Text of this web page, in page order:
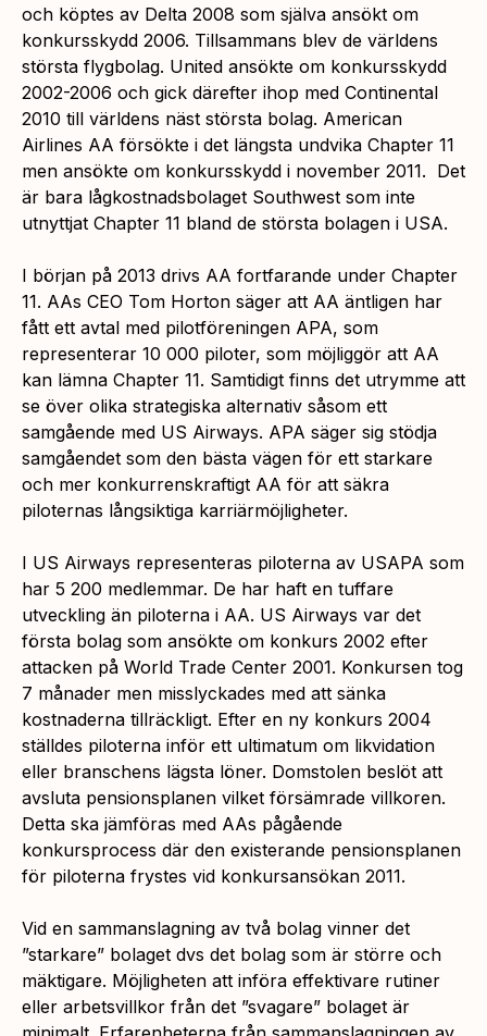
och köptes av Delta 2008 som själva ansökt om
konkursskydd 2006. Tillsammans blev de världens
största flygbolag. United ansökte om konkursskydd
2002-2006 och gick därefter ihop med Continental
2010 till världens näst största bolag. American
Airlines AA försökte i det längsta undvika Chapter 11
men ansökte om konkursskydd i november 2011. Det
är bara lågkostnadsbolaget Southwest som inte
utnyttjat Chapter 11 bland de största bolagen i USA.
I början på 2013 drivs AA fortfarande under Chapter
11. AAs CEO Tom Horton säger att AA äntligen har
fått ett avtal med pilotföreningen APA, som
representerar 10 000 piloter, som möjliggör att AA
kan lämna Chapter 11. Samtidigt finns det utrymme att
se över olika strategiska alternativ såsom ett
samgående med US Airways. APA säger sig stödja
samgåendet som den bästa vägen för ett starkare
och mer konkurrenskraftigt AA för att säkra
piloternas långsiktiga karriärmöjligheter.
I US Airways representeras piloterna av USAPA som
har 5 200 medlemmar. De har haft en tuffare
utveckling än piloterna i AA. US Airways var det
första bolag som ansökte om konkurs 2002 efter
attacken på World Trade Center 2001. Konkursen tog
7 månader men misslyckades med att sänka
kostnaderna tillräckligt. Efter en ny konkurs 2004
ställdes piloterna inför ett ultimatum om likvidation
eller branschens lägsta löner. Domstolen beslöt att
avsluta pensionsplanen vilket försämrade villkoren.
Detta ska jämföras med AAs pågående
konkursprocess där den existerande pensionsplanen
för piloterna frystes vid konkursansökan 2011.
Vid en sammanslagning av två bolag vinner det
”starkare” bolaget dvs det bolag som är större och
mäktigare. Möjligheten att införa effektivare rutiner
eller arbetsvillkor från det ”svagare” bolaget är